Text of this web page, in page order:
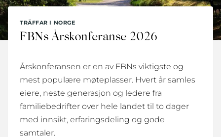
TRÄFFAR I NORGE
FBNs Årskonferanse 2026
Årskonferansen er en av FBNs viktigste og
mest populære møteplasser. Hvert år samles
eiere, neste generasjon og ledere fra
familiebedrifter over hele landet til to dager
med innsikt, erfaringsdeling og gode
samtaler.